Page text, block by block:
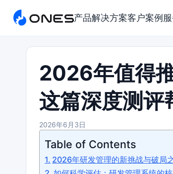
产品解决方案客户案例
2026年值得
这篇深度测评
2026年6月3日
Table of Contents
2026年研发管理的新挑战与破局